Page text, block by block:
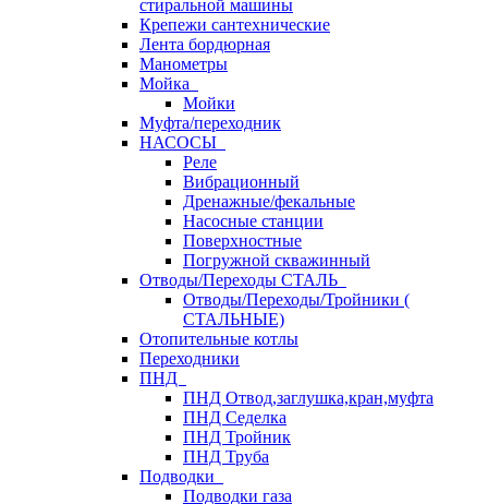
стиральной машины
Крепежи сантехнические
Лента бордюрная
Манометры
Мойка
Мойки
Муфта/переходник
НАСОСЫ
Реле
Вибрационный
Дренажные/фекальные
Насосные станции
Поверхностные
Погружной скважинный
Отводы/Переходы СТАЛЬ
Отводы/Переходы/Тройники (
СТАЛЬНЫЕ)
Отопительные котлы
Переходники
ПНД
ПНД Отвод,заглушка,кран,муфта
ПНД Седелка
ПНД Тройник
ПНД Труба
Подводки
Подводки газа